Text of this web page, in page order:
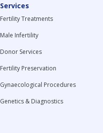
Services
Fertility Treatments
Male Infertility
Donor Services
Fertility Preservation
Gynaecological Procedures
Genetics & Diagnostics